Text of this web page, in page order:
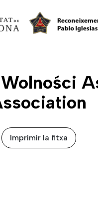
Bluesky
Imprimir la fitxa